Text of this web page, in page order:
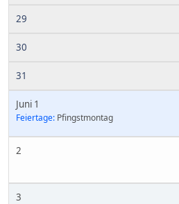
29
30
31
Juni 1
Feiertage: Pfingstmontag
2
3